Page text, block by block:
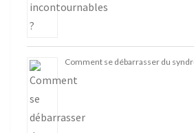
Comment se débarrasser du